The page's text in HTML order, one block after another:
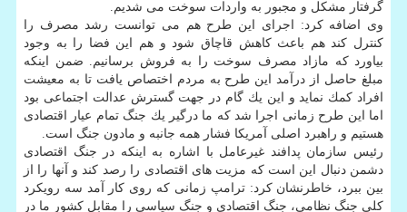
گرفتار مشكل و مجبور به واردات سوخت می شدیم.
وی اضافه كرد: اجرای این طرح هم می توانست رشد مصرف را
كنترل كند هم باعث كاهش قاچاق شود و هم این فضا را به وجود
بیاورد كه مازاد مصرف سوخت را به فروش برسانیم. ضمن اینكه
مبلغ حاصل از درآمد این طرح به مردم اختصاص یافت تا به معیشت
افراد كمك نماید و این یك گام در جهت گسترش عدالت اجتماعی بود
اما این طرح زمانی اجرا شد كه ما درگیر یك جنگ تمام عیار اقتصادی
هستیم و راهبرد اصلی آمریكا فشار همه جانبه و مادون جنگ است.
رئیس سازمان پدافند غیرعامل با اشاره به اینكه در جنگ اقتصادی
دشمن دنبال این است كه مزیت های اقتصادی را رصد كند و آنها را از
بین ببرد، خاطرنشان كرد: ترامپ زمانی كه روی كار آمد سه رویكرد
كلی جنگ نظامی، جنگ اقتصادی و جنگ سیاسی را مقابل كشور ما در